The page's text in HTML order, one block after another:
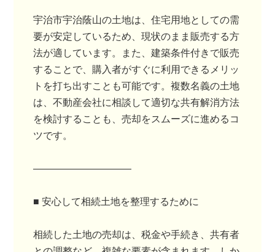
宇治市宇治蔭山の土地は、住宅用地としての需
要が安定しているため、現状のまま販売する方
法が適しています。また、建築条件付きで販売
することで、購入者がすぐに利用できるメリッ
トを打ち出すことも可能です。複数名義の土地
は、不動産会社に相談して適切な共有解消方法
を検討することも、売却をスムーズに進めるコ
ツです。
――――――――――
■ 安心して相続土地を整理するために
相続した土地の売却は、税金や手続き、共有者